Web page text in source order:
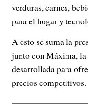
verduras, carnes,
para el hogar y
A esto se suma la
junto con Máxima,
desarrollada para
precios competitivos.